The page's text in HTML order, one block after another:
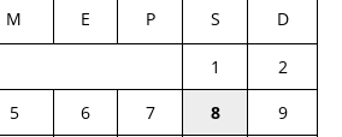
M E P S D
1
2
5 6 7 8
9